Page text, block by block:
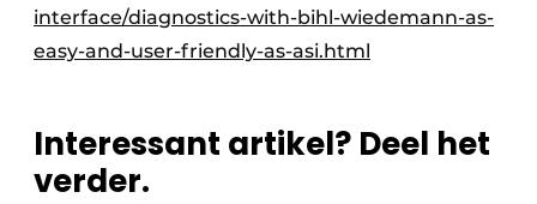
interface/diagnostics-with-bihl-wiedemann-as-
easy-and-user-friendly-as-asi.html
Interessant artikel? Deel het
verder.